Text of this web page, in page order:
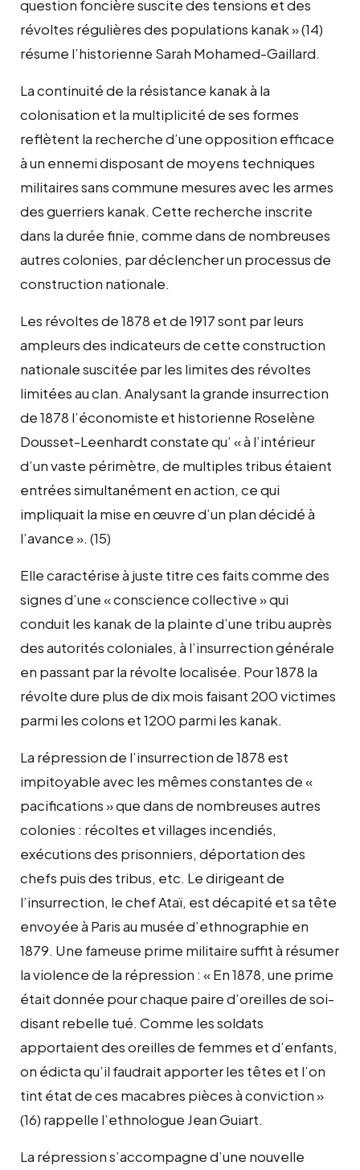
question foncière suscite des tensions et des
révoltes régulières des populations kanak » (14)
résume l’historienne Sarah Mohamed-Gaillard.
La continuité de la résistance kanak à la
colonisation et la multiplicité de ses formes
reflètent la recherche d’une opposition efficace
à un ennemi disposant de moyens techniques
militaires sans commune mesures avec les armes
des guerriers kanak. Cette recherche inscrite
dans la durée finie, comme dans de nombreuses
autres colonies, par déclencher un processus de
construction nationale.
Les révoltes de 1878 et de 1917 sont par leurs
ampleurs des indicateurs de cette construction
nationale suscitée par les limites des révoltes
limitées au clan. Analysant la grande insurrection
de 1878 l’économiste et historienne Roselène
Dousset-Leenhardt constate qu’ « à l’intérieur
d’un vaste périmètre, de multiples tribus étaient
entrées simultanément en action, ce qui
impliquait la mise en œuvre d’un plan décidé à
l’avance ». (15)
Elle caractérise à juste titre ces faits comme des
signes d’une « conscience collective » qui
conduit les kanak de la plainte d’une tribu auprès
des autorités coloniales, à l’insurrection générale
en passant par la révolte localisée. Pour 1878 la
révolte dure plus de dix mois faisant 200 victimes
parmi les colons et 1200 parmi les kanak.
La répression de l’insurrection de 1878 est
impitoyable avec les mêmes constantes de «
pacifications » que dans de nombreuses autres
colonies : récoltes et villages incendiés,
exécutions des prisonniers, déportation des
chefs puis des tribus, etc. Le dirigeant de
l’insurrection, le chef Ataï, est décapité et sa tête
envoyée à Paris au musée d’ethnographie en
1879. Une fameuse prime militaire suffit à résumer
la violence de la répression : « En 1878, une prime
était donnée pour chaque paire d’oreilles de soi-
disant rebelle tué. Comme les soldats
apportaient des oreilles de femmes et d’enfants,
on édicta qu’il faudrait apporter les têtes et l’on
tint état de ces macabres pièces à conviction »
(16) rappelle l’ethnologue Jean Guiart.
La répression s’accompagne d’une nouvelle